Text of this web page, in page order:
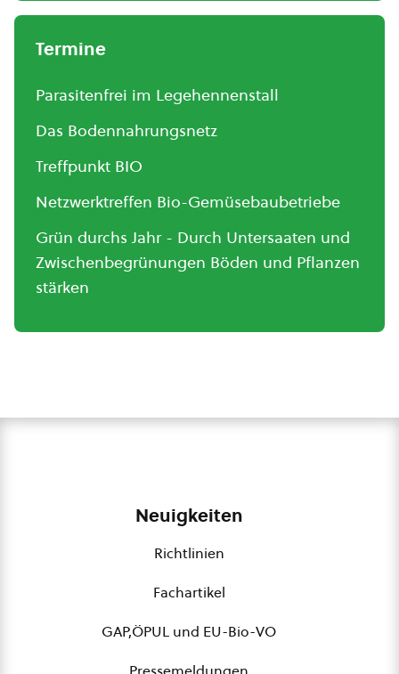
Termine
Parasitenfrei im Legehennenstall
Das Bodennahrungsnetz
Treffpunkt BIO
Netzwerktreffen Bio-Gemüsebaubetriebe
Grün durchs Jahr - Durch Untersaaten und
Zwischenbegrünungen Böden und Pflanzen
stärken
Neuigkeiten
Richtlinien
Fachartikel
GAP,ÖPUL und EU-Bio-VO